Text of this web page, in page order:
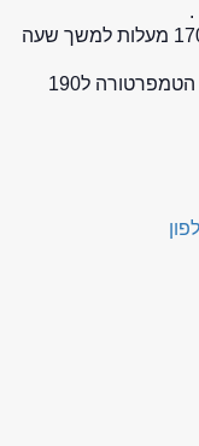
מכניסים לתנור שחומם מראש לחום של 170 מעלות למשך שעה
4. מסירים את נייר האלומיניום מעלים את הטמפרטורה ל190